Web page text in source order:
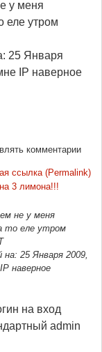
у меня
еле утром
25 Января
IP наверное
комментарии
ссылка (Permalink)
3 лимона!!!
не у меня
то еле утром
25 Января 2009,
наверное
на вход
admin